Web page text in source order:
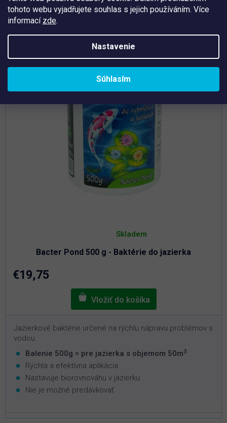
tohoto webu vyjadřujete souhlas s jejich používáním. Více
informací zde.
Nastavenie
Súhlasím
Tip
Bacter Pond 500 g - Baktérie do jazierka
hodnotenie
je
5,0
Skladem
€19,75
Jazierkové baktérie určené na rýchlu nápravu problémov s
vodou.
Balenie 500g = pre jazierka s objemom 50m3
Rýchla a efektívna aplikácia
Nastavuje biorovnováhu v jazierku
Nie je možné predávkovať